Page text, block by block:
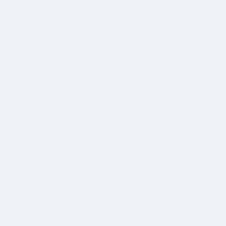
【何も言わなくても通じ合う